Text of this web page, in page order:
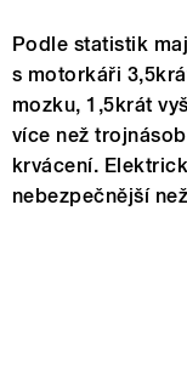
Podle statistik
s motorkáři
mozku, 1,5krát
více než
krvácení.
nebezpečnější